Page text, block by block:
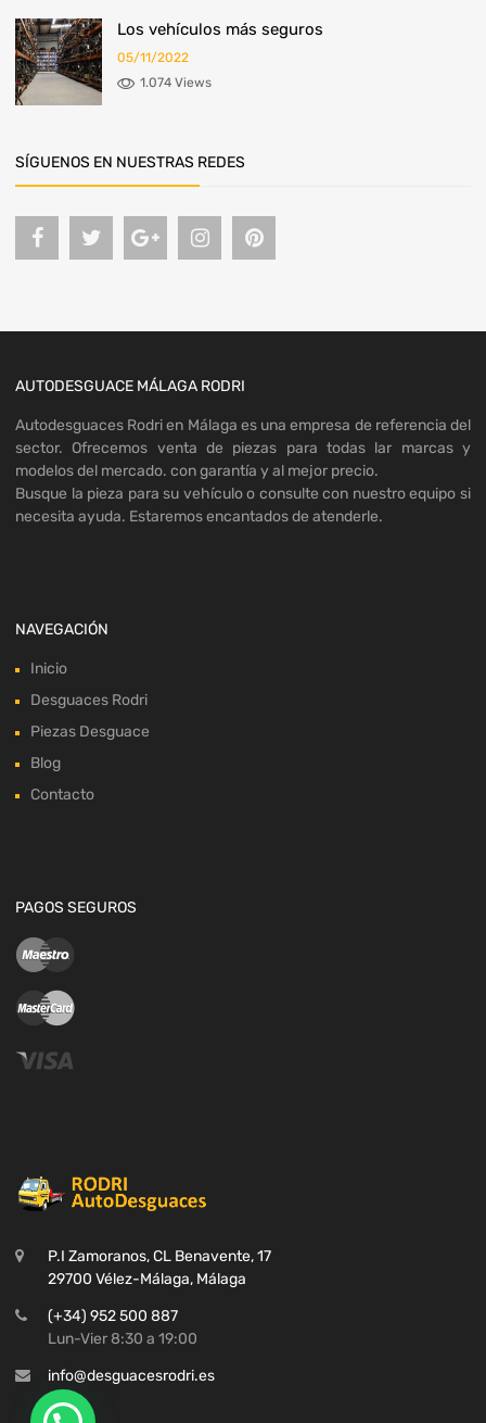
Los vehículos más seguros
05/11/2022
1.074 Views
SÍGUENOS EN NUESTRAS REDES
AUTODESGUACE MÁLAGA RODRI
Autodesguaces Rodri en Málaga es una empresa de referencia del
sector. Ofrecemos venta de piezas para todas lar marcas y
modelos del mercado. con garantía y al mejor precio.
Busque la pieza para su vehículo o consulte con nuestro equipo si
necesita ayuda. Estaremos encantados de atenderle.
NAVEGACIÓN
Inicio
Desguaces Rodri
Piezas Desguace
Blog
Contacto
PAGOS SEGUROS
P.I Zamoranos, CL Benavente, 17
29700 Vélez-Málaga, Málaga
(+34) 952 500 887
Lun-Vier 8:30 a 19:00
info@desguacesrodri.es